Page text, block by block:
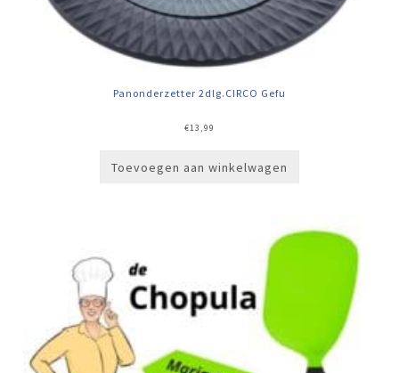
Panonderzetter 2dlg.CIRCO Gefu
€13,99
Toevoegen aan winkelwagen